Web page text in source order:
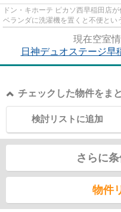
ドン・キホーテ ピカソ西早稲田店
ベランダに洗濯機を置くと不便とい
現在空室
日神デュオステージ早
チェックした物件をま
検討リストに追加
さらに
物件